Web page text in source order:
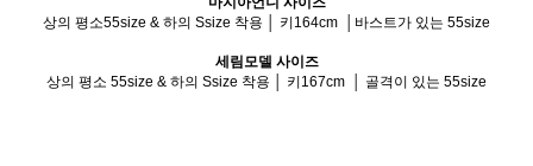
상의 평소55size & 하의 Ssize 착용 │ 키164cm │바스트가 있는 55size
세림모델 사이즈
상의 평소 55size & 하의 Ssize 착용 │ 키167cm │ 골격이 있는 55size